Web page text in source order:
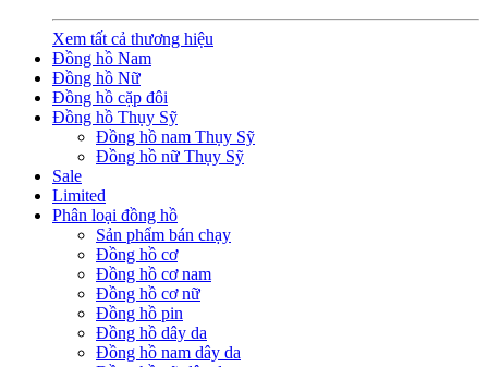
Xem tất cả thương hiệu
Đồng hồ Nam
Đồng hồ Nữ
Đồng hồ cặp đôi
Đồng hồ Thụy Sỹ
Đồng hồ nam Thụy Sỹ
Đồng hồ nữ Thụy Sỹ
Sale
Limited
Phân loại đồng hồ
Sản phẩm bán chạy
Đồng hồ cơ
Đồng hồ cơ nam
Đồng hồ cơ nữ
Đồng hồ pin
Đồng hồ dây da
Đồng hồ nam dây da